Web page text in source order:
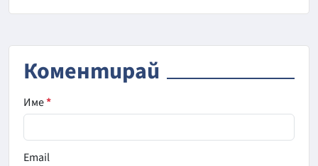
Коментирай
Име*
Email